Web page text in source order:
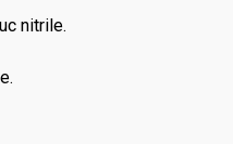
nitrile.